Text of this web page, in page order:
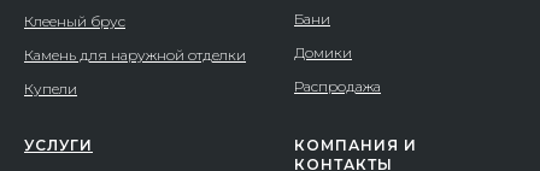
Клееный брус
Камень для наружной отделки
Купели
Бани
Домики
Распродажа
УСЛУГИ
КОМПАНИЯ И
КОНТАКТЫ